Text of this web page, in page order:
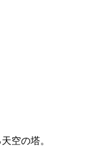
空の塔。